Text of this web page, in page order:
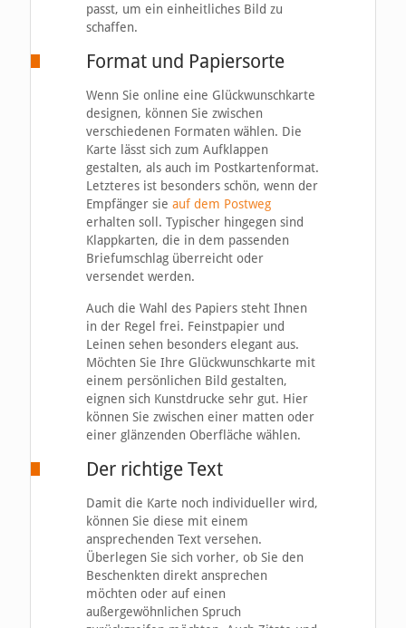
passt, um ein einheitliches Bild zu
schaffen.
Format und Papiersorte
Wenn Sie online eine Glückwunschkarte
designen, können Sie zwischen
verschiedenen Formaten wählen. Die
Karte lässt sich zum Aufklappen
gestalten, als auch im Postkartenformat.
Letzteres ist besonders schön, wenn der
Empfänger sie auf dem Postweg
erhalten soll. Typischer hingegen sind
Klappkarten, die in dem passenden
Briefumschlag überreicht oder
versendet werden.
Auch die Wahl des Papiers steht Ihnen
in der Regel frei. Feinstpapier und
Leinen sehen besonders elegant aus.
Möchten Sie Ihre Glückwunschkarte mit
einem persönlichen Bild gestalten,
eignen sich Kunstdrucke sehr gut. Hier
können Sie zwischen einer matten oder
einer glänzenden Oberfläche wählen.
Der richtige Text
Damit die Karte noch individueller wird,
können Sie diese mit einem
ansprechenden Text versehen.
Überlegen Sie sich vorher, ob Sie den
Beschenkten direkt ansprechen
möchten oder auf einen
außergewöhnlichen Spruch